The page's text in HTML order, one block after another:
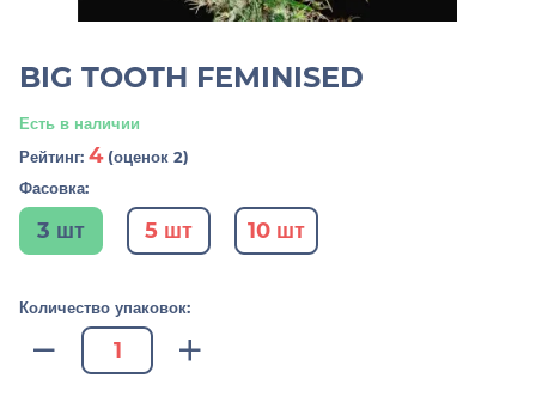
BIG TOOTH FEMINISED
Есть в наличии
Рейтинг: 4(оценок 2)
Фасовка:
3 шт 5 шт 10 шт
Количество упаковок: